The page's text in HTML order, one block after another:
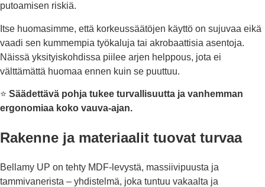
putoamisen riskiä.
Itse huomasimme, että korkeussäätöjen käyttö on sujuvaa eikä
vaadi sen kummempia työkaluja tai akrobaattisia asentoja.
Näissä yksityiskohdissa piilee arjen helppous, jota ei
välttämättä huomaa ennen kuin se puuttuu.
⭐ Säädettävä pohja tukee turvallisuutta ja vanhemman
ergonomiaa koko vauva-ajan.
Rakenne ja materiaalit tuovat turvaa
Bellamy UP on tehty MDF-levystä, massiivipuusta ja
tammivanerista – yhdistelmä, joka tuntuu vakaalta ja